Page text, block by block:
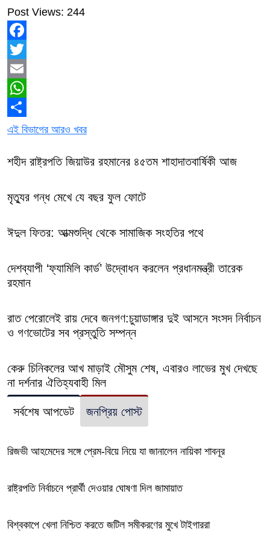
Post Views: 244
Facebook
Twitter
Email
WhatsApp
Share
এই বিভাগের আরও খবর
শহীদ রাষ্ট্রপতি জিয়াউর রহমানের ৪৫তম শাহাদাতবার্ষিকী আজ
মৃত্যুর গন্ধ মেখে যে বছর ফুল ফোটে
ঈদুল ফিতর: আত্মশুদ্ধি থেকে সামাজিক সংহতির পথে
দেশব্যাপী ‘ফ্যামিলি কার্ড’ উদ্বোধন করলেন প্রধানমন্ত্রী তারেক
রহমান
রাত পেরোলেই রায় দেবে জনগণ:চুয়াডাঙ্গার দুই আসনে সংসদ নির্বাচন
ও গণভোটের সব প্রস্তুতি সম্পন্ন
কেরু চিনিকলের আখ মাড়াই মৌসুম শেষ, এবারও লাভের মুখ দেখছে
না দর্শনার ঐতিহ্যবাহী মিল
সর্বশেষ আপডেট জনপ্রিয় পোস্ট
রিজভী আহমেদের সঙ্গে প্রেম-বিয়ে নিয়ে যা জানালেন নায়িকা শাবনূর
রাষ্ট্রপতি নির্বাচনে প্রার্থী দেওয়ার ঘোষণা দিল জামায়াত
বিশ্বকাপে খেলা নিশ্চিত করতে জটিল সমীকরণের মুখে টাইগাররা